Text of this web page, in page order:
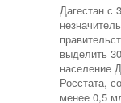
Дагестан с
выделить
население
Росстата,
менее 0,5